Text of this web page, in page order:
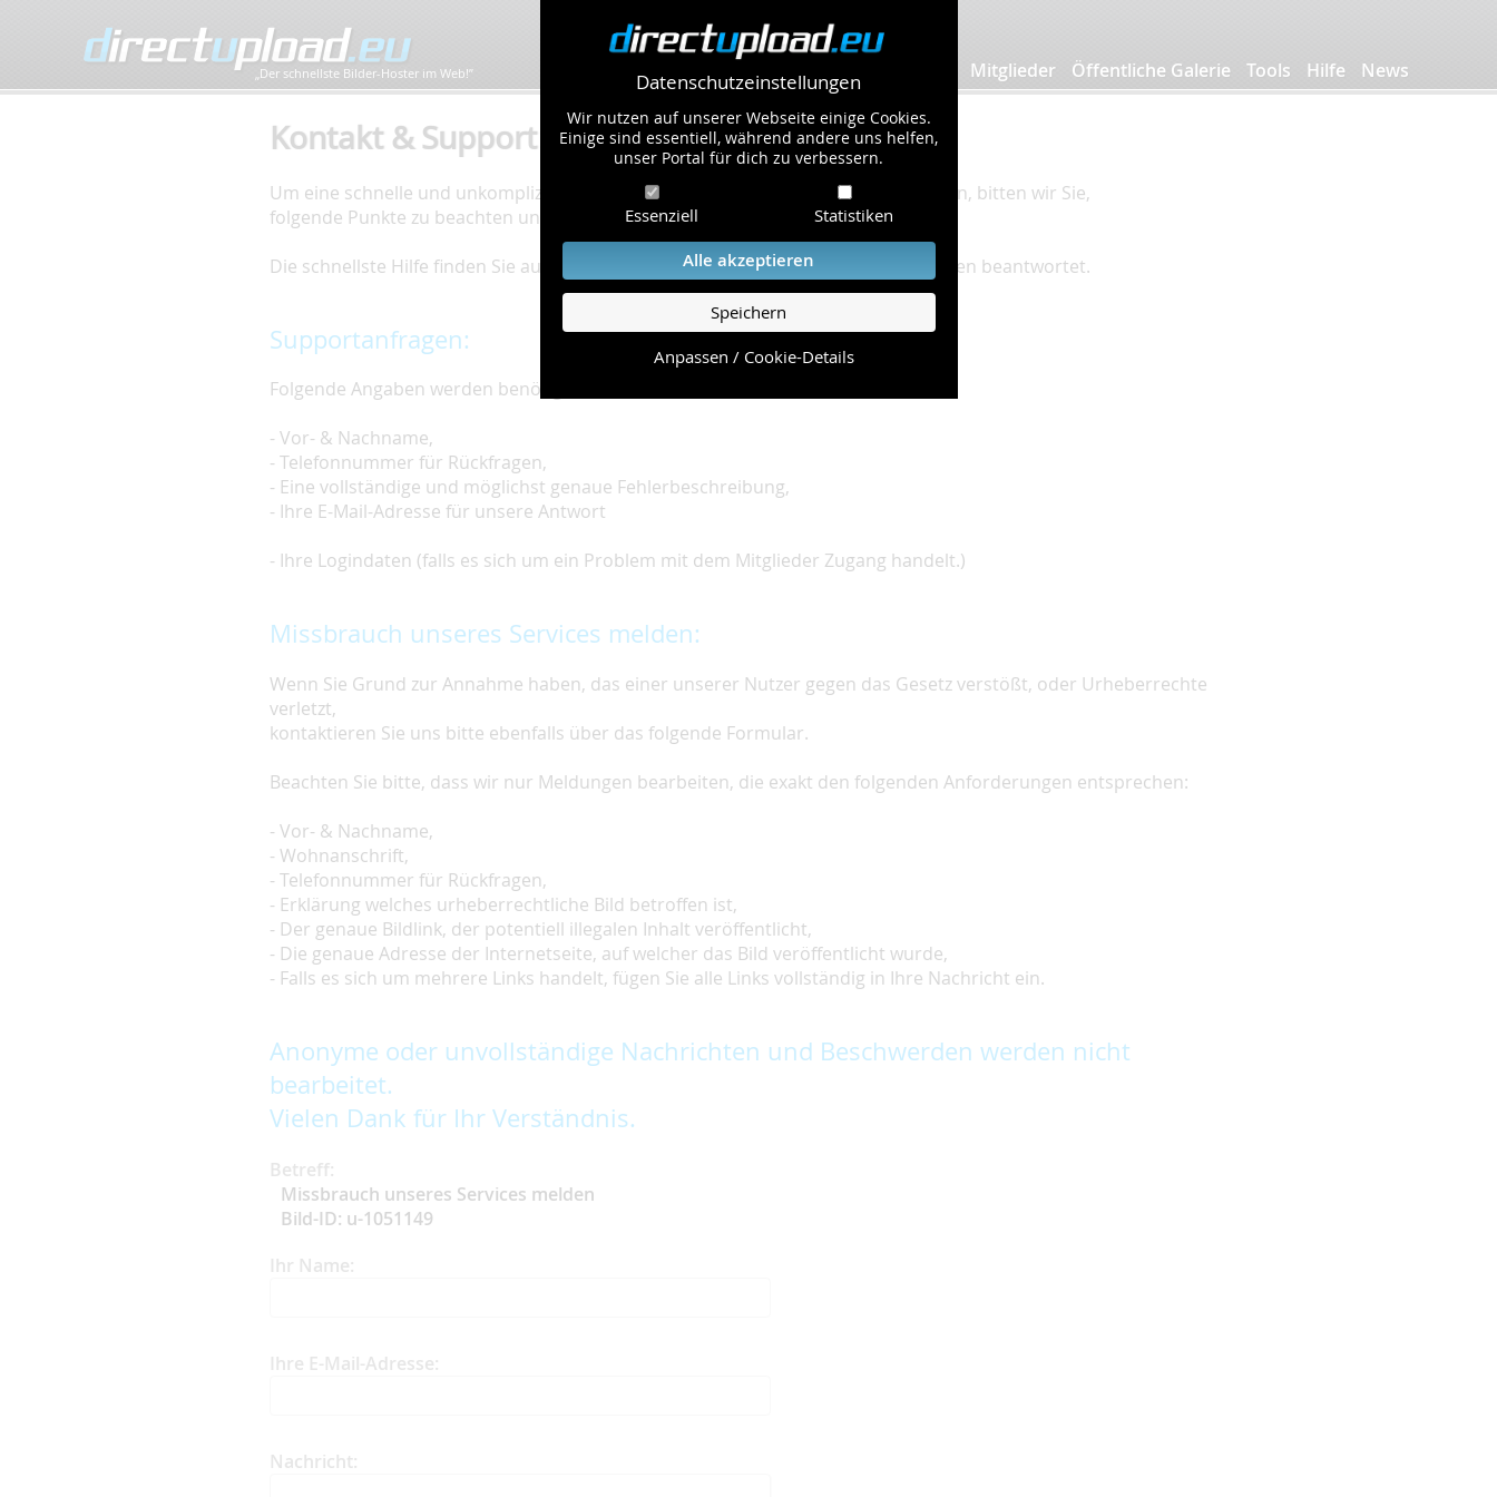
Datenschutzeinstellungen
Wir nutzen auf unserer Webseite einige Cookies.
Einige sind essentiell, während andere uns helfen,
unser Portal für dich zu verbessern.
Essenziell Statistiken
Alle akzeptieren
Speichern
Anpassen / Cookie-Details
„Der schnellste Bilder-Hoster im Web!” Mitglieder Öffentliche Galerie Tools Hilfe News
Kontakt & Support
Um eine schnelle und unkomplizierte Bearbeitung Ihres Problems zu gewährleisten, bitten wir Sie,
folgende Punkte zu beachten und einzuhalten.
Die schnellste Hilfe finden Sie auf unserer
Hilfe Seite, die die häufig gestellten Fragen beantwortet.
Supportanfragen:
Folgende Angaben werden benötigt:
- Vor- & Nachname,
- Telefonnummer für Rückfragen,
- Eine vollständige und möglichst genaue Fehlerbeschreibung,
- Ihre E-Mail-Adresse für unsere Antwort
- Ihre Logindaten (falls es sich um ein Problem mit dem Mitglieder Zugang handelt.)
Missbrauch unseres Services melden:
Wenn Sie Grund zur Annahme haben, das einer unserer Nutzer gegen das Gesetz verstößt, oder Urheberrechte
verletzt,
kontaktieren Sie uns bitte ebenfalls über das folgende Formular.
Beachten Sie bitte, dass wir nur Meldungen bearbeiten, die exakt den folgenden Anforderungen entsprechen:
- Vor- & Nachname,
- Wohnanschrift,
- Telefonnummer für Rückfragen,
- Erklärung welches urheberrechtliche Bild betroffen ist,
- Der genaue Bildlink, der potentiell illegalen Inhalt veröffentlicht,
- Die genaue Adresse der Internetseite, auf welcher das Bild veröffentlicht wurde,
- Falls es sich um mehrere Links handelt, fügen Sie alle Links vollständig in Ihre Nachricht ein.
Anonyme oder unvollständige Nachrichten und Beschwerden werden nicht
bearbeitet.
Vielen Dank für Ihr Verständnis.
Betreff:
Missbrauch unseres Services melden
Bild-ID: u-1051149
Ihr Name:
Ihre E-Mail-Adresse:
Nachricht: